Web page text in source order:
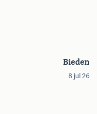
Bieden
8 jul 26